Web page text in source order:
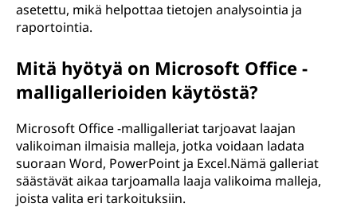
asetettu, mikä helpottaa tietojen analysointia ja
raportointia.
Mitä hyötyä on Microsoft Office -
malligallerioiden käytöstä?
Microsoft Office -malligalleriat tarjoavat laajan
valikoiman ilmaisia malleja, jotka voidaan ladata
suoraan Word, PowerPoint ja Excel.Nämä galleriat
säästävät aikaa tarjoamalla laaja valikoima malleja,
joista valita eri tarkoituksiin.